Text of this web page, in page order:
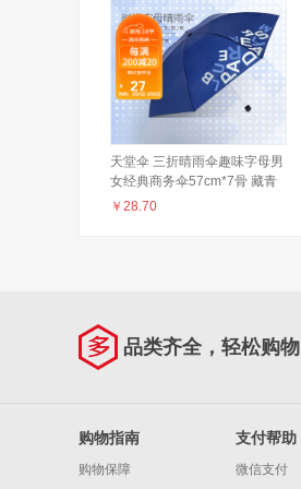
天堂伞 三折晴雨伞趣味字母男
女经典商务伞57cm*7骨 藏青
￥ 28.70
品类齐全，轻松购物
购物指南
购物保障
支付帮助
微信支付